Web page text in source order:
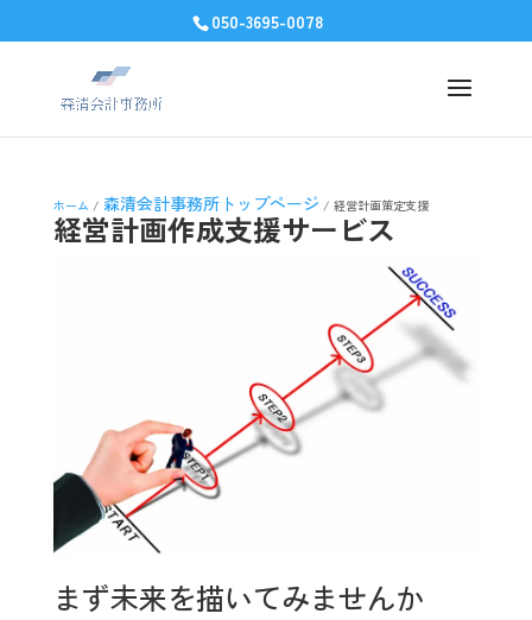
050-3695-0078
ホーム / 森清会計事務所トップページ / 経営計画策定支援
経営計画作成支援サービス
まず未来を描いてみませんか